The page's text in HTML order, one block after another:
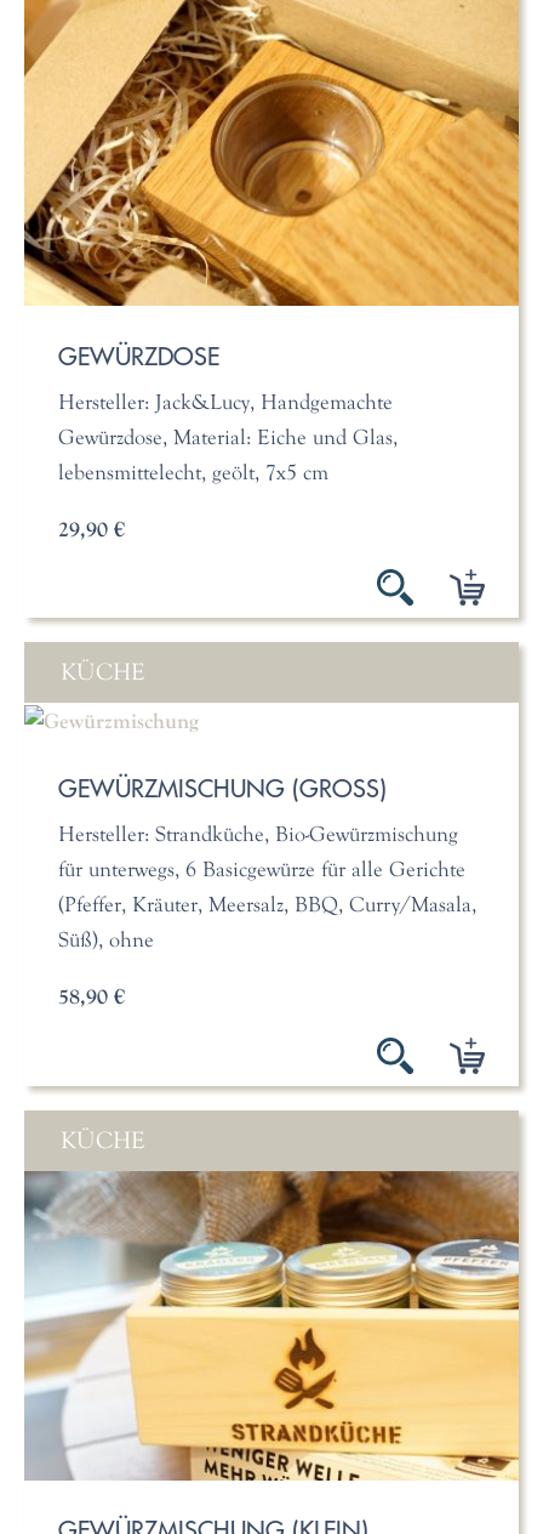
GEWÜRZDOSE
Hersteller: Jack&Lucy, Handgemachte
Gewürzdose, Material: Eiche und Glas,
lebensmittelecht, geölt, 7x5 cm
29,90 €
KÜCHE
GEWÜRZMISCHUNG (GROSS)
Hersteller: Strandküche, Bio-Gewürzmischung
für unterwegs, 6 Basicgewürze für alle Gerichte
(Pfeffer, Kräuter, Meersalz, BBQ, Curry/Masala,
Süß), ohne
58,90 €
KÜCHE